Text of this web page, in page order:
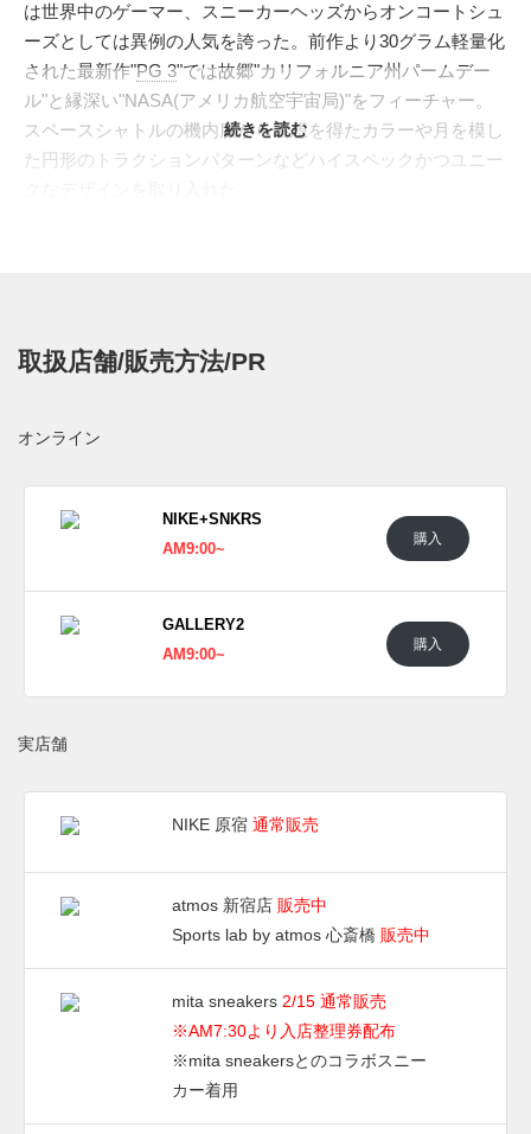
は世界中のゲーマー、スニーカーヘッズからオンコートシュ
ーズとしては異例の人気を誇った。前作より30グラム軽量化
された最新作"PG 3"では故郷"カリフォルニア州パームデー
ル"と縁深い"NASA(アメリカ航空宇宙局)"をフィーチャー。
スペースシャトルの機内服から着想を得たカラーや月を模し
た円形のトラクションパターンなどハイスペックかつユニー
パクト抜群に仕上げた。ソールにはパームデールの郵便番
ツと言葉を刻み込む。
海外では2019年2月15日発売予定。価格$160。日本での発売
等新たな情報を入手次第スニーカーウォーズの
LINE@
で報告
UPDATE
国内では2019年2月5日より、atmosにて販売開始。価格は
14,040円(税込)。
続きを読む
取扱店舗/販売方法/PR
オンライン
NIKE+SNKRS
AM9:00~
購入
GALLERY2
AM9:00~
購入
実店舗
NIKE 原宿 通常販売
atmos 新宿店 販売中
Sports lab by atmos 心斎橋 販売中
mita sneakers 2/15 通常販売
※AM7:30より入店整理券配布
※mita sneakersとのコラボスニー
カー着用